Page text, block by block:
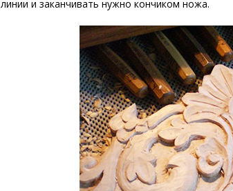
линии и заканчивать нужно кончиком ножа.